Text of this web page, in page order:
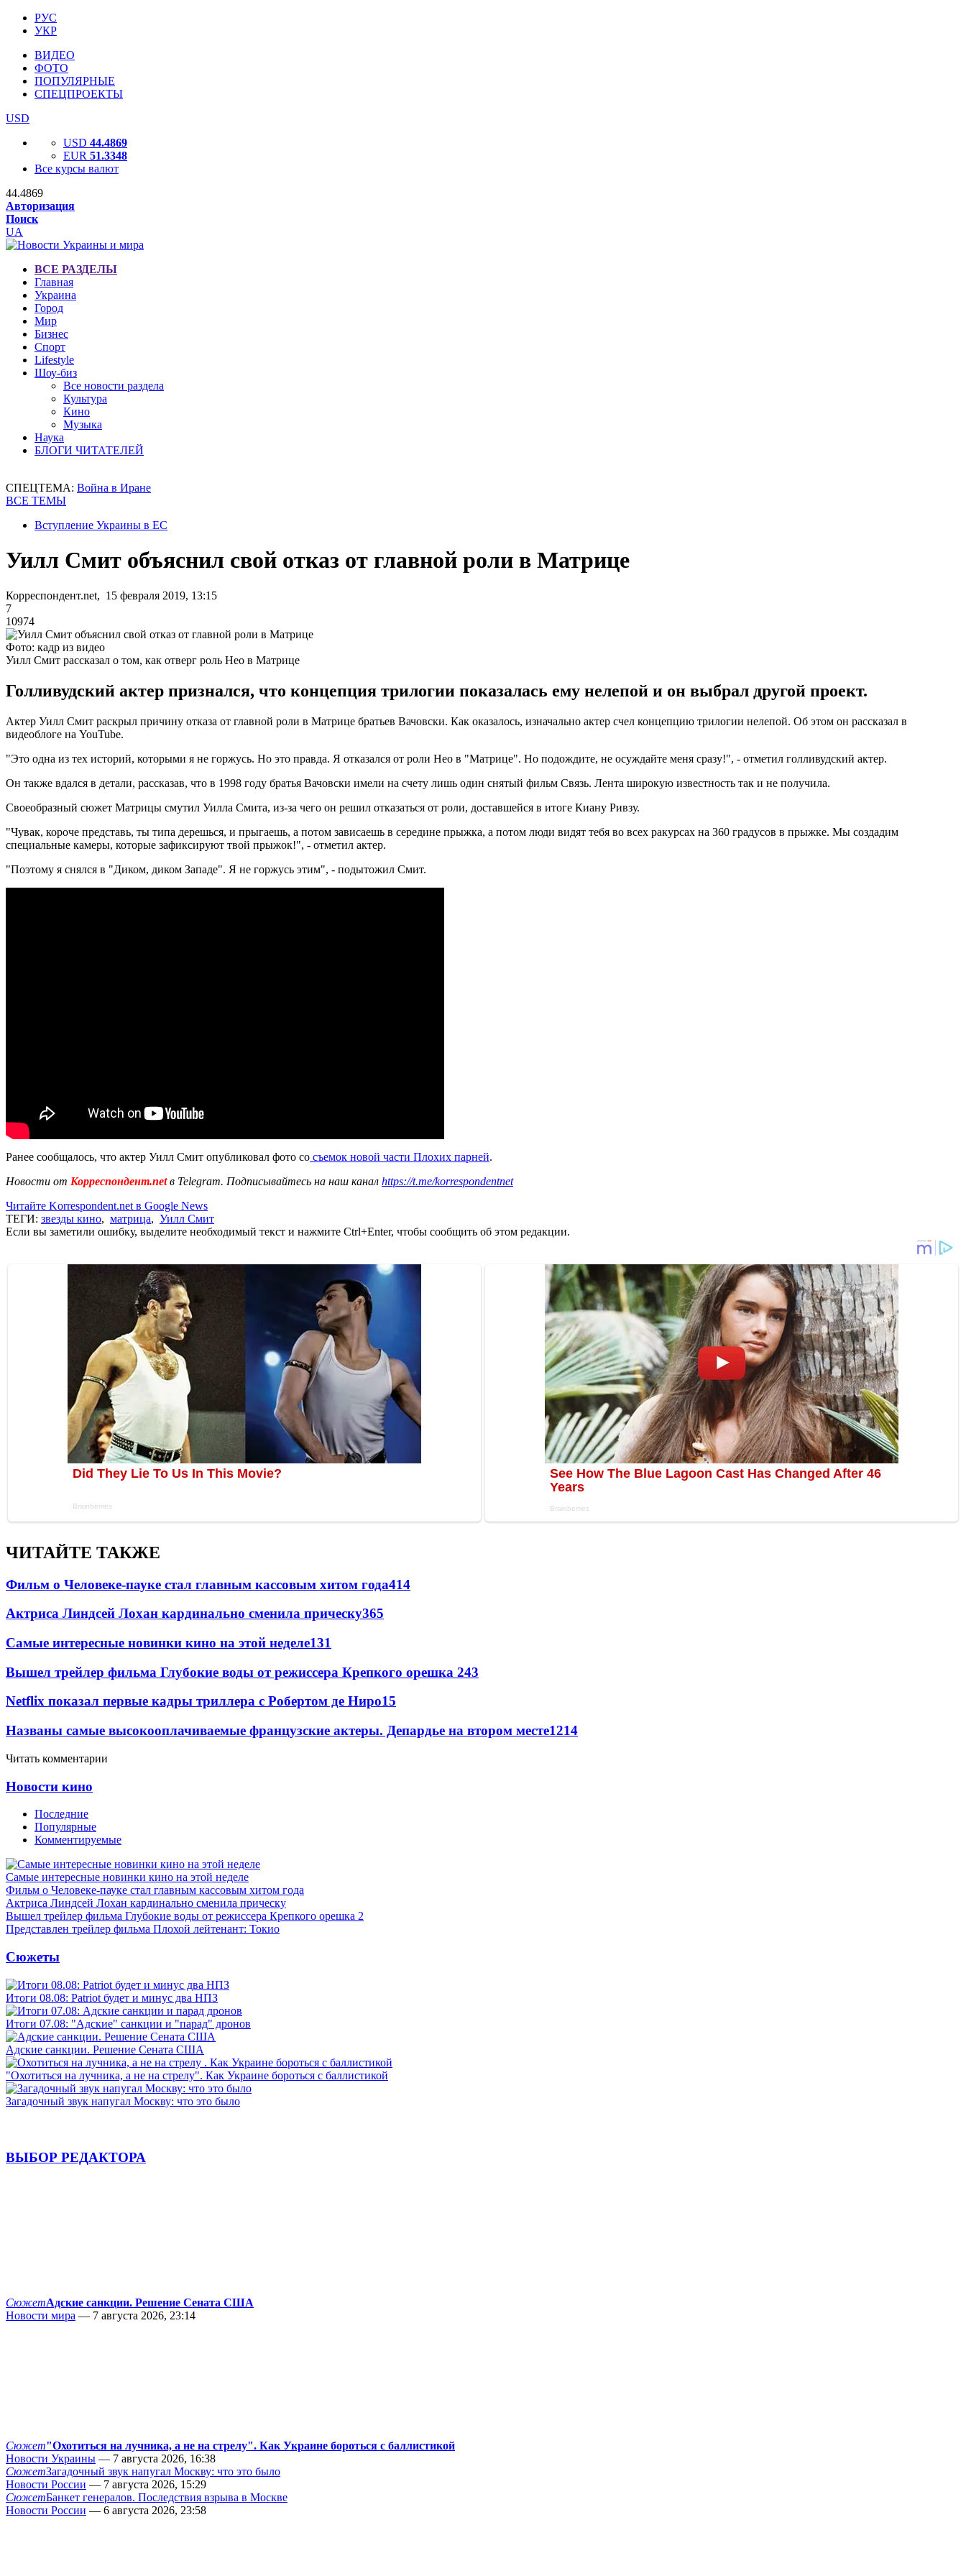
РУС
УКР
ВИДЕО
ФОТО
ПОПУЛЯРНЫЕ
СПЕЦПРОЕКТЫ
USD
USD 44.4869
EUR 51.3348
Все курсы валют
44.4869
Авторизация
Поиск
UA
ВСЕ РАЗДЕЛЫ
Главная
Украина
Город
Мир
Бизнес
Спорт
Lifestyle
Шоу-биз
Все новости раздела
Культура
Кино
Музыка
Наука
БЛОГИ ЧИТАТЕЛЕЙ
СПЕЦТЕМА: Война в Иране
ВСЕ ТЕМЫ
Вступление Украины в ЕС
Уилл Смит объяснил свой отказ от главной роли в Матрице
Корреспондент.net, 15 февраля 2019, 13:15
7
10974
Фото: кадр из видео
Уилл Смит рассказал о том, как отверг роль Нео в Матрице
Голливудский актер признался, что концепция трилогии показалась ему нелепой и он выбрал другой проект.
Актер Уилл Смит раскрыл причину отказа от главной роли в Матрице братьев Вачовски. Как оказалось, изначально актер счел концепцию трилогии нелепой. Об этом он рассказал в
видеоблоге на YouTube.
"Это одна из тех историй, которыми я не горжусь. Но это правда. Я отказался от роли Нео в "Матрице". Но подождите, не осуждайте меня сразу!", - отметил голливудский актер.
Он также вдался в детали, рассказав, что в 1998 году братья Вачовски имели на счету лишь один снятый фильм Связь. Лента широкую известность так и не получила.
Своеобразный сюжет Матрицы смутил Уилла Смита, из-за чего он решил отказаться от роли, доставшейся в итоге Киану Ривзу.
"Чувак, короче представь, ты типа дерешься, и прыгаешь, а потом зависаешь в середине прыжка, а потом люди видят тебя во всех ракурсах на 360 градусов в прыжке. Мы создадим
специальные камеры, которые зафиксируют твой прыжок!", - отметил актер.
"Поэтому я снялся в "Диком, диком Западе". Я не горжусь этим", - подытожил Смит.
Ранее сообщалось, что актер Уилл Смит опубликовал фото со съемок новой части Плохих парней.
Новости от Корреспондент.netв Telegram. Подписывайтесь на наш канал https://t.me/korrespondentnet
Читайте Korrespondent.net в Google News
ТЕГИ: звезды кино, матрица, Уилл Смит
Если вы заметили ошибку, выделите необходимый текст и нажмите Ctrl+Enter, чтобы сообщить об этом редакции.
ЧИТАЙТЕ ТАКЖЕ
Фильм о Человеке-пауке стал главным кассовым хитом года414
Актриса Линдсей Лохан кардинально сменила прическу365
Самые интересные новинки кино на этой неделе131
Вышел трейлер фильма Глубокие воды от режиссера Крепкого орешка 243
Netflix показал первые кадры триллера с Робертом де Ниро15
Названы самые высокооплачиваемые французские актеры. Депардье на втором месте1214
Читать комментарии
Новости кино
Последние
Популярные
Комментируемые
Самые интересные новинки кино на этой неделе
Фильм о Человеке-пауке стал главным кассовым хитом года
Актриса Линдсей Лохан кардинально сменила прическу
Вышел трейлер фильма Глубокие воды от режиссера Крепкого орешка 2
Представлен трейлер фильма Плохой лейтенант: Токио
Сюжеты
Итоги 08.08: Patriot будет и минус два НПЗ
Итоги 07.08: "Адские" санкции и "парад" дронов
Адские санкции. Решение Сената США
"Охотиться на лучника, а не на стрелу". Как Украине бороться с баллистикой
Загадочный звук напугал Москву: что это было
ВЫБОР РЕДАКТОРА
СюжетАдские санкции. Решение Сената США
Новости мира — 7 августа 2026, 23:14
Сюжет"Охотиться на лучника, а не на стрелу". Как Украине бороться с баллистикой
Новости Украины — 7 августа 2026, 16:38
СюжетЗагадочный звук напугал Москву: что это было
Новости России — 7 августа 2026, 15:29
СюжетБанкет генералов. Последствия взрыва в Москве
Новости России — 6 августа 2026, 23:58